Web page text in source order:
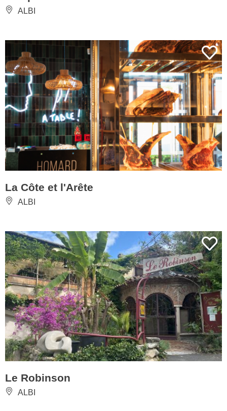
ALBI
La Côte et l'Arête
ALBI
Le Robinson
ALBI